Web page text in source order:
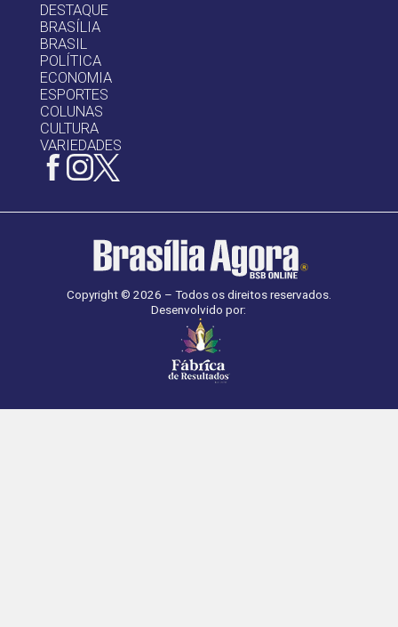
DESTAQUE
BRASÍLIA
BRASIL
POLÍTICA
ECONOMIA
ESPORTES
COLUNAS
CULTURA
VARIEDADES
Copyright © 2026 – Todos os direitos reservados.
Desenvolvido por: